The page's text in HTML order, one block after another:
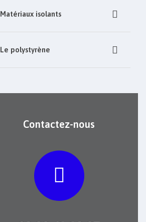
Matériaux isolants
Le polystyrène
Contactez-nous